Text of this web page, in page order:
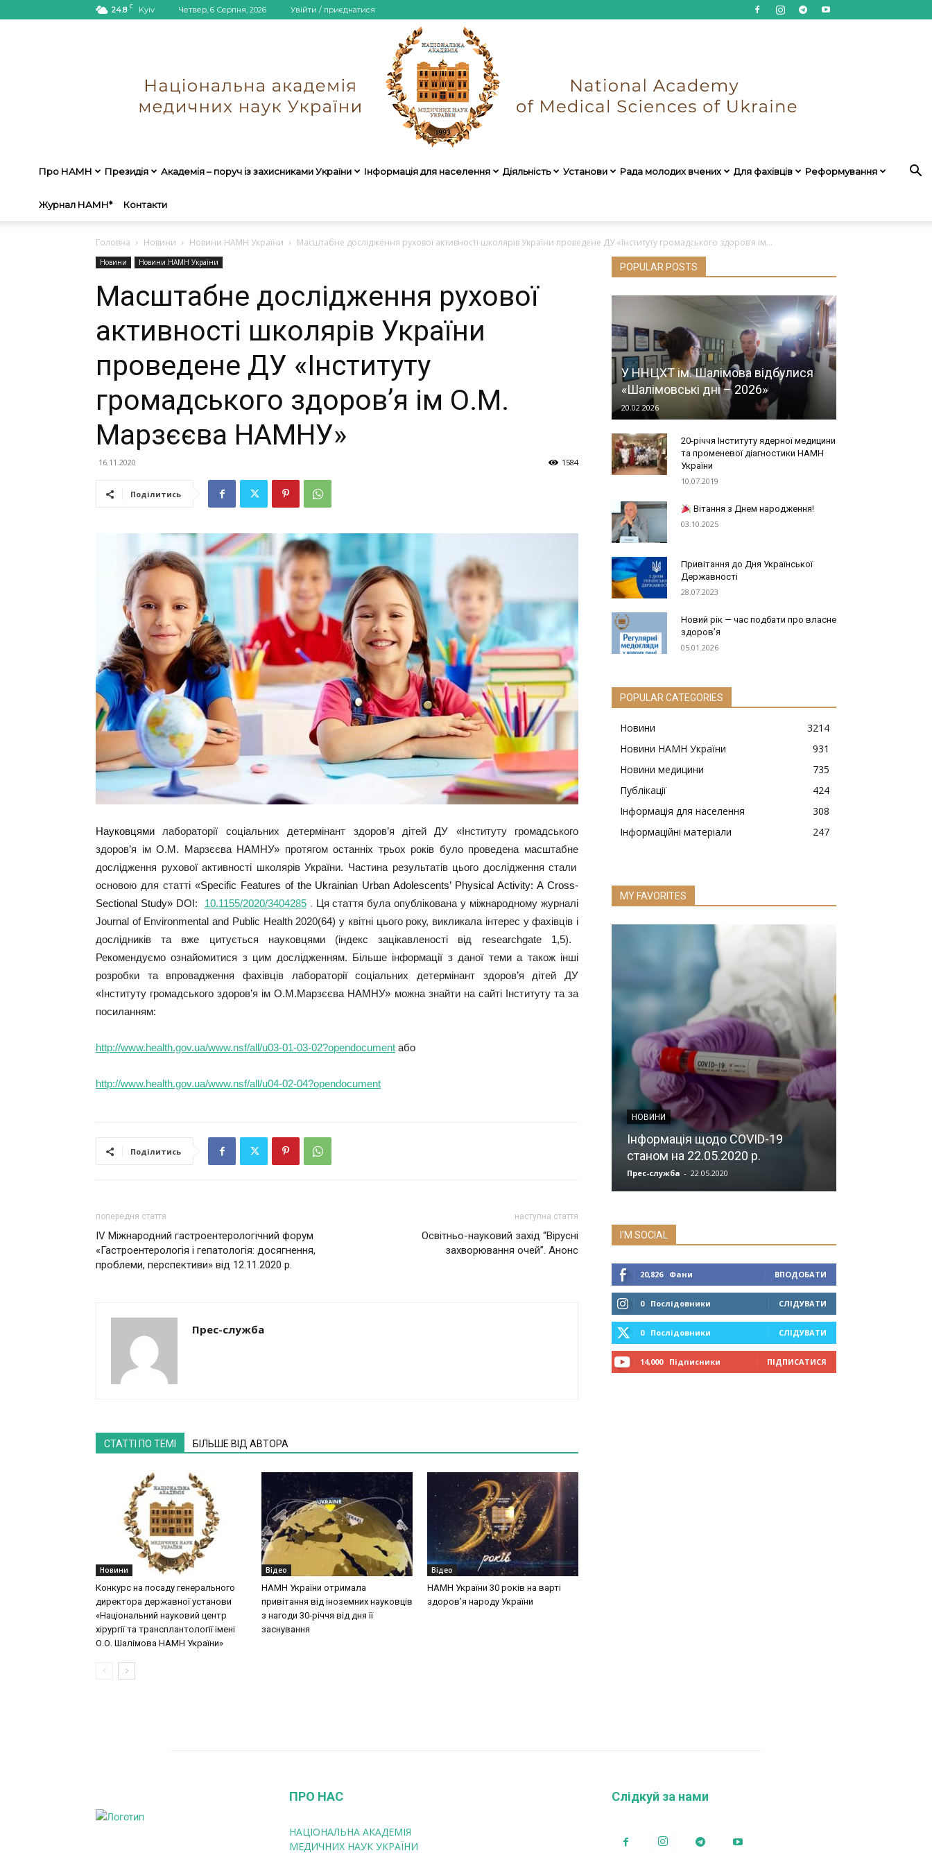
24.8 C Kyiv Четвер, 6 Серпня, 2026 Увійти / приєднатися
України
Про НАМН Президія Академія – поруч із захисниками України Інформація для населення Діяльність Установи Рада молодих вчених Для фахівців Реформування
Журнал НАМН* Контакти
Головна Новини Новини НАМН України Масштабне дослідження рухової активності школярів України проведене ДУ «Інституту громадського здоров’я ім...
Новини Новини НАМН України
Масштабне дослідження рухової
активності школярів України
проведене ДУ «Інституту
громадського здоров’я ім О.М.
Марзєєва НАМНУ»
16.11.2020 1584
Поділитись
Науковцями лабораторії соціальних детермінант здоров’я дітей ДУ «Інституту громадського
здоров’я ім О.М. Марзєєва НАМНУ» протягом останніх трьох років було проведена масштабне
дослідження рухової активності школярів України. Частина результатів цього дослідження стали
основою для статті «Specific Features of the Ukrainian Urban Adolescents’ Physical Activity: A Cross-
Sectional Study» DOI: 10.1155/2020/3404285. Ця стаття була опублікована у міжнародному журналі
Journal of Environmental and Public Health 2020(64) у квітні цього року, викликала інтерес у фахівців і
дослідників та вже цитується науковцями (індекс зацікавленості від researchgate 1,5).
Рекомендуємо ознайомитися з цим дослідженням. Більше інформації з даної темиа такожінші
розробки та впровадження фахівців лабораторії соціальних детермінант здоров’я дітей ДУ
«Інституту громадського здоров’я ім О.М.Марзєєва НАМНУ» можна знайти на сайті Інституту та за
посиланням:
http://www.health.gov.ua/www.nsf/all/u03-01-03-02?opendocument або
http://www.health.gov.ua/www.nsf/all/u04-02-04?opendocument
Поділитись
попередня стаття
IV Міжнародний гастроентерологічний форум
«Гастроентерологія і гепатологія: досягнення,
проблеми, перспективи» від 12.11.2020 р.
наступна стаття
Освітньо-науковий захід “Вірусні
захворювання очей”. Анонс
Прес-служба
СТАТТІ ПО ТЕМІ БІЛЬШЕ ВІД АВТОРА
Новини
Конкурс на посаду генерального
директора державної установи
«Національний науковий центр
хірургії та трансплантології імені
О.О. Шалімова НАМН України»
Відео
НАМН України отримала
привітання від іноземних науковців
з нагоди 30-річчя від дня її
заснування
Відео
НАМН України 30 років на варті
здоров’я народу України
POPULAR POSTS
У ННЦХТ ім. Шалімова відбулися
«Шалімовські дні – 2026»
20.02.2026
20-річчя Інституту ядерної медицини
та променевої діагностики НАМН
України
10.07.2019
Вітання з Днем народження!
03.10.2025
Привітання до Дня Української
Державності
28.07.2023
Новий рік — час подбати про власне
здоров’я
05.01.2026
POPULAR CATEGORIES
Новини
3214
Новини НАМН України
931
Новини медицини
735
Публікації
424
Інформація для населення
308
Інформаційні матеріали
247
MY FAVORITES
НОВИНИ
Інформація щодо COVID-19
станом на 22.05.2020 р.
Прес-служба - 22.05.2020
I'M SOCIAL
20,826 Фани ВПОДОБАТИ
0 Послідовники СЛІДУВАТИ
0 Послідовники СЛІДУВАТИ
14,000 Підписники ПІДПИСАТИСЯ
ПРО НАС
НАЦІОНАЛЬНА АКАДЕМІЯ
МЕДИЧНИХ НАУК УКРАЇНИ
Слідкуй за нами